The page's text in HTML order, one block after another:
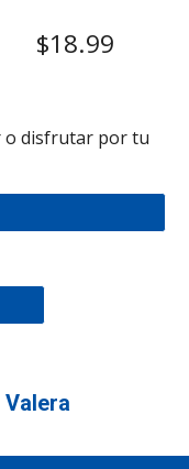
$18.99
o disfrutar por tu